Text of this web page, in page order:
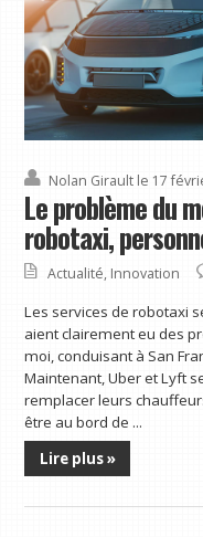
Nolan Girault le 17
Le problème du
robotaxi,
Actualité, Innovation
Les services de robotaxi
aient clairement eu des
moi, conduisant à San
Maintenant, Uber et Lyft
remplacer leurs
être au bord de ...
Lire plus »